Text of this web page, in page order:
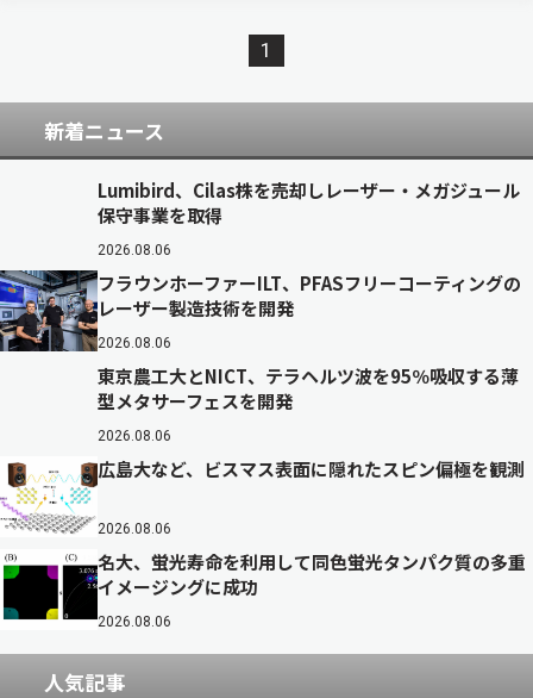
1
新着ニュース
Lumibird、Cilas株を売却しレーザー・メガジュール
保守事業を取得
2026.08.06
フラウンホーファーILT、PFASフリーコーティングの
レーザー製造技術を開発
2026.08.06
東京農工大とNICT、テラヘルツ波を95％吸収する薄
型メタサーフェスを開発
2026.08.06
広島大など、ビスマス表面に隠れたスピン偏極を観測
2026.08.06
名大、蛍光寿命を利用して同色蛍光タンパク質の多重
イメージングに成功
2026.08.06
人気記事